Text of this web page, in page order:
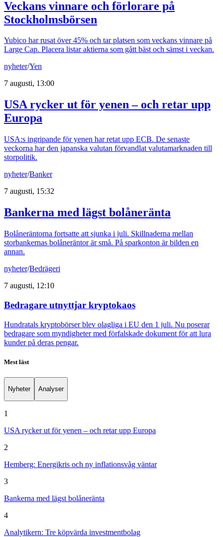
Veckans vinnare och förlorare på
Stockholmsbörsen
Yubico har rusat över 45% och tar platsen som veckans vinnare på
Large Cap. Placera listar aktierna som gått bäst och sämst i veckan.
nyheter/Yen
7 augusti, 13:00
USA rycker ut för yenen – och retar upp
Europa
USA:s ingripande för yenen har retat upp ECB. De senaste
veckorna har den japanska valutan förvandlat valutamarknaden till
storpolitik.
nyheter/Banker
7 augusti, 15:32
Bankerna med lägst bolåneränta
Bolåneräntorna fortsatte att sjunka i juli. Skillnaderna mellan
storbankernas bolåneräntor är små. På sparkonton är bilden en
annan.
nyheter/Bedrägeri
7 augusti, 12:10
Bedragare utnyttjar kryptokaos
Hundratals kryptobörser blev olagliga i EU den 1 juli. Nu poserar
bedragare som myndigheter med förfalskade dokument för att lura
kunder på deras pengar.
Mest läst
Nyheter Analyser
1
USA rycker ut för yenen – och retar upp Europa
2
Hemberg: Energikris och ny inflationsvåg väntar
3
Bankerna med lägst bolåneränta
4
Analytikern: Tre köpvärda investmentbolag